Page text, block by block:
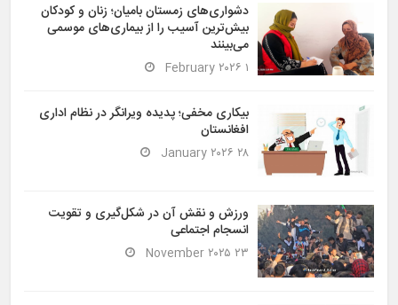
دشواری‌های زمستان بامیان؛ زنان و کودکان
بیش‌ترین آسیب را از بیماری‌های موسمی
می‌بینند
۱ February ۲۰۲۶
بیکاری مخفی؛ پدیده ویرانگر در نظام اداری
افغانستان
۲۸ January ۲۰۲۶
ورزش و نقش آن در شکل‌گیری و تقویت
انسجام اجتماعی
۲۳ November ۲۰۲۵